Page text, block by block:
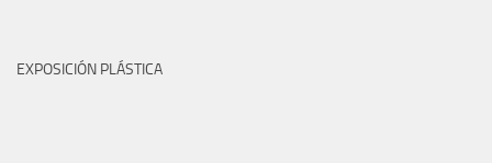
EXPOSICIÓN PLÁSTICA